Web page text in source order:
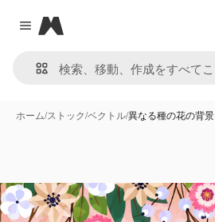
Close menu
Magnific
ホーム/ストック/ベクトル/異なる種の花の背景